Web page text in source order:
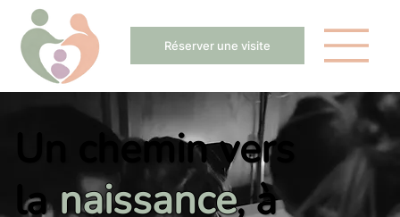
Réserver une visite
Un chemin vers
la naissance,à